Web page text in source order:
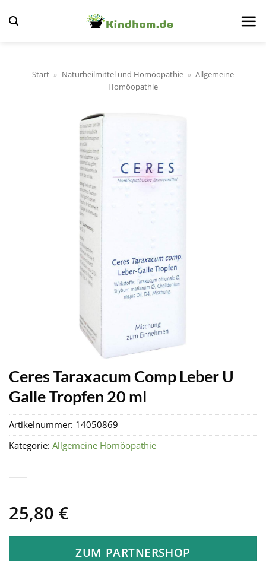
Inhalt
springen
Start » Naturheilmittel und Homöopathie » Allgemeine
Homöopathie
Ceres Taraxacum Comp Leber U
Galle Tropfen 20 ml
25,80 €
ZUM PARTNERSHOP
Artikelnummer: 14050869
Kategorie: Allgemeine Homöopathie